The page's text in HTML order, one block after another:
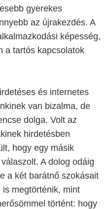
gyerekes
az újrakezdés. A
képesség,
a tartós kapcsolatok
és internetes
van bizalma, de
dolga. Volt az
hirdetésben
hogy egy másik
A dolog odáig
a két barátnő szokásait
megtörténik, mint
történt: hogy